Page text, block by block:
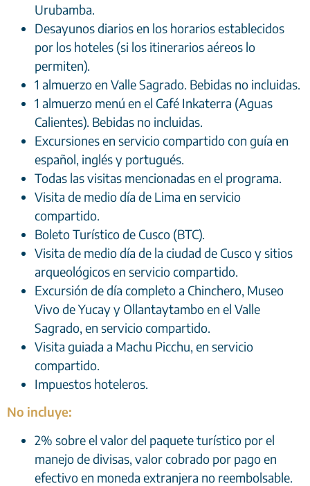
Urubamba.
Desayunos diarios en los horarios establecidos
por los hoteles (si los itinerarios aéreos lo
permiten).
1 almuerzo en Valle Sagrado. Bebidas no incluidas.
1 almuerzo menú en el Café Inkaterra (Aguas
Calientes). Bebidas no incluidas.
Excursiones en servicio compartido con guía en
español, inglés y portugués.
Todas las visitas mencionadas en el programa.
Visita de medio día de Lima en servicio
compartido.
Boleto Turístico de Cusco (BTC).
Visita de medio día de la ciudad de Cusco y sitios
arqueológicos en servicio compartido.
Excursión de día completo a Chinchero, Museo
Vivo de Yucay y Ollantaytambo en el Valle
Sagrado, en servicio compartido.
Visita guiada a Machu Picchu, en servicio
compartido.
Impuestos hoteleros.
No incluye:
2% sobre el valor del paquete turístico por el
manejo de divisas, valor cobrado por pago en
efectivo en moneda extranjera no reembolsable.